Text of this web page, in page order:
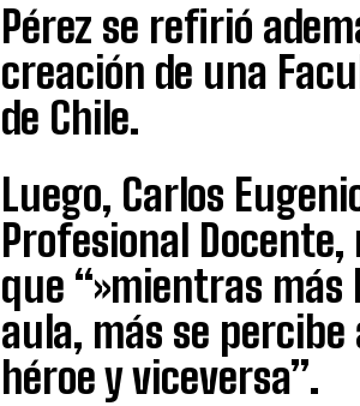
Pérez se refirió
creación de una
de Chile.
Luego, Carlos
Profesional
que “»mientras más
aula, más se
héroe y viceversa”.